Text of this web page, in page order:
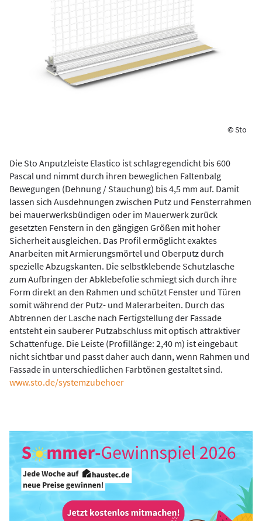
© Sto
Die Sto Anputzleiste Elastico ist schlagregendicht bis 600
Pascal und nimmt durch ihren beweglichen Faltenbalg
Bewegungen (Dehnung / Stauchung) bis 4,5 mm auf. Damit
lassen sich Ausdehnungen zwischen Putz und Fensterrahmen
bei mauerwerksbündigen oder im Mauerwerk zurück
gesetzten Fenstern in den gängigen Größen mit hoher
Sicherheit ausgleichen. Das Profil ermöglicht exaktes
Anarbeiten mit Armierungsmörtel und Oberputz durch
spezielle Abzugskanten. Die selbstklebende Schutzlasche
zum Aufbringen der Abklebefolie schmiegt sich durch ihre
Form direkt an den Rahmen und schützt Fenster und Türen
somit während der Putz- und Malerarbeiten. Durch das
Abtrennen der Lasche nach Fertigstellung der Fassade
entsteht ein sauberer Putzabschluss mit optisch attraktiver
Schattenfuge. Die Leiste (Profillänge: 2,40 m) ist eingebaut
nicht sichtbar und passt daher auch dann, wenn Rahmen und
Fassade in unterschiedlichen Farbtönen gestaltet sind.
www.sto.de/systemzubehoer